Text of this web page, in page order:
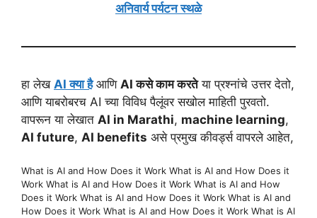
अनिवार्य पर्यटन स्थळे
हा लेख AI क्या हैआणि AI कसे काम करतेया प्रश्नांचे उत्तर देतो,
आणि याबरोबरच AI च्या विविध पैलूंवर सखोल माहिती पुरवतो.
वापरून या लेखात AI in Marathi, machine learning,
AI future, AI benefits असे प्रमुख कीवर्ड्स वापरले आहेत,
What is AI and How Does it Work What is AI and How Does it
Work What is AI and How Does it Work What is AI and How
Does it Work What is AI and How Does it Work What is AI and
How Does it Work What is AI and How Does it Work What is AI